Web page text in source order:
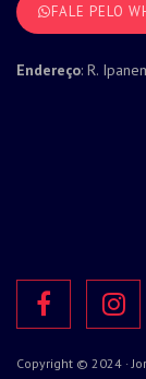
FALE PELO
Endereço: R.
Copyright © 2024 ·